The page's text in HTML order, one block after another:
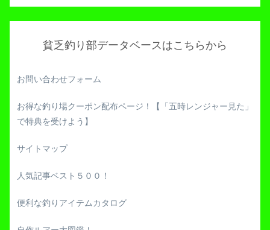
貧乏釣り部データベースはこちらから
お問い合わせフォーム
お得な釣り場クーポン配布ページ！【「五時レンジャー見た」
で特典を受けよう】
サイトマップ
人気記事ベスト５００！
便利な釣りアイテムカタログ